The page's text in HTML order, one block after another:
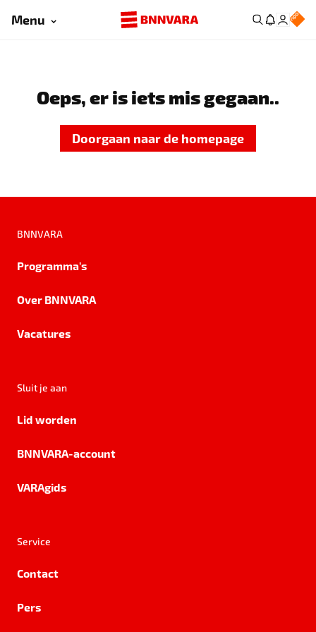
Menu
Oeps, er is iets mis gegaan..
Doorgaan naar de homepage
BNNVARA
Programma's
Over BNNVARA
Vacatures
Sluit je aan
Lid worden
BNNVARA-account
VARAgids
Service
Contact
Pers